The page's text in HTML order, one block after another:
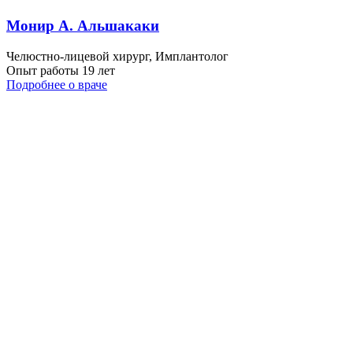
Монир A. Альшакаки
Челюстно-лицевой хирург, Имплантолог
Опыт работы 19 лет
Подробнее о враче